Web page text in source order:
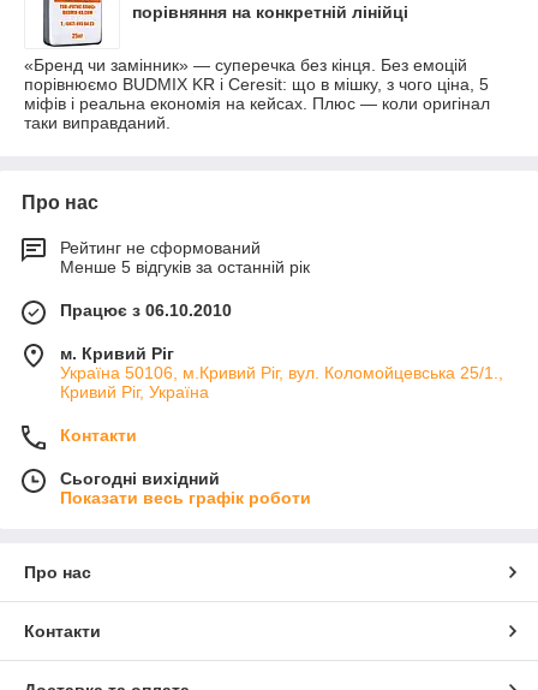
порівняння на конкретній лінійці
«Бренд чи замінник» — суперечка без кінця. Без емоцій
порівнюємо BUDMIX KR і Ceresit: що в мішку, з чого ціна, 5
міфів і реальна економія на кейсах. Плюс — коли оригінал
таки виправданий.
Про нас
Рейтинг не сформований
Менше 5 відгуків за останній рік
Працює з 06.10.2010
м. Кривий Ріг
Україна 50106, м.Кривий Ріг, вул. Коломойцевська 25/1.,
Кривий Ріг, Україна
Контакти
Сьогодні вихідний
Показати весь графік роботи
Про нас
Контакти